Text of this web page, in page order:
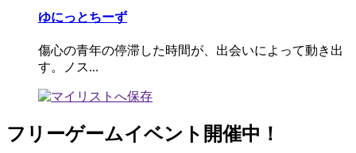
ゆにっとちーず
傷心の青年の停滞した時間が、出会いによって動き出
す。ノス...
フリーゲームイベント開催中！